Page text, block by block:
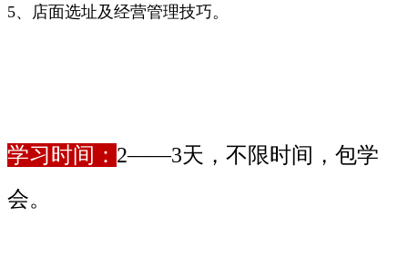
5、店面选址及经营管理技巧。
学习时间： 2——3天，不限时间，包学
会。